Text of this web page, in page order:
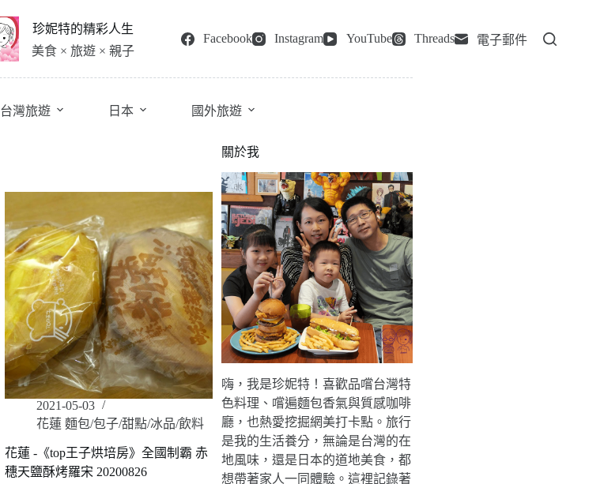
珍妮特的精彩人生
美食 × 旅遊 × 親子
Facebook Instagram YouTube Threads 電子郵件
台灣旅遊 日本 國外旅遊
2021-05-03
花蓮 麵包/包子/甜點/冰品/飲料
花蓮 -《top王子烘培房》全國制霸 赤
穗天鹽酥烤羅宋 20200826
關於我
嗨，我是珍妮特！喜歡品嚐台灣特
色料理、嚐遍麵包香氣與質感咖啡
廳，也熱愛挖掘網美打卡點。旅行
是我的生活養分，無論是台灣的在
地風味，還是日本的道地美食，都
想帶著家人一同體驗。這裡記錄著